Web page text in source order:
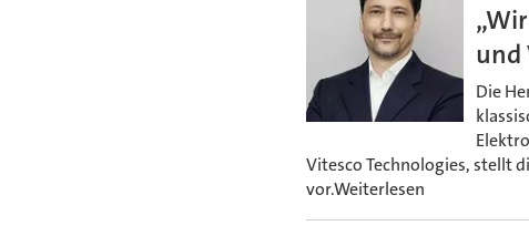
und
Die
Vitesco Technologies, stellt
vor.Weiterlesen